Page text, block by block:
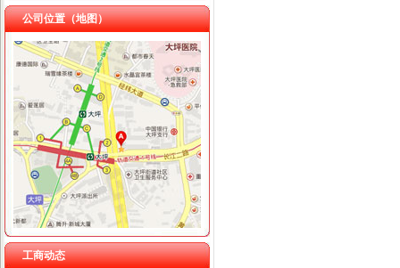
重庆斯苔登托生物科技有限公司 渝南10万 （工商注册）
重庆尊盟财务管理有限公司 渝北10万 （工商注册）
重庆市冰岛科技发展有限公司 渝沙50万 （进出口权）
公司位置（地图）
工商动态
南山核名
南山区深化“一核多元”社区理模式的实施3年构建现代社区理模
锂电概念继续走核电股崛起_财经评论（cjpl）股吧_东方财富网股吧
南山院_南山院建档挂号产检孕妈交流圈_宝宝树
南山街道人大工委组织区人大代表向选民述职-涪城新闻网
《会计真账实操》100篇第一文库网
加急核名快注册龙华宝安福田罗湖南山前海全市公司-深圳58同城